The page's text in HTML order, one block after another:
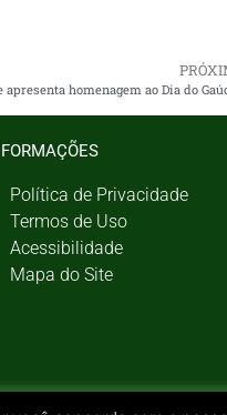
homenagem ao Dia do
Política de Privacidade
Termos de Uso
Acessibilidade
Mapa do Site